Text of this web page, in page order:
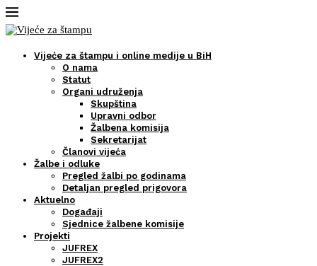
Vijeće za štampu i online medije u BiH
O nama
Statut
Organi udruženja
Skupština
Upravni odbor
Žalbena komisija
Sekretarijat
Članovi vijeća
Žalbe i odluke
Pregled žalbi po godinama
Detaljan pregled prigovora
Aktuelno
Događaji
Sjednice žalbene komisije
Projekti
JUFREX
JUFREX2